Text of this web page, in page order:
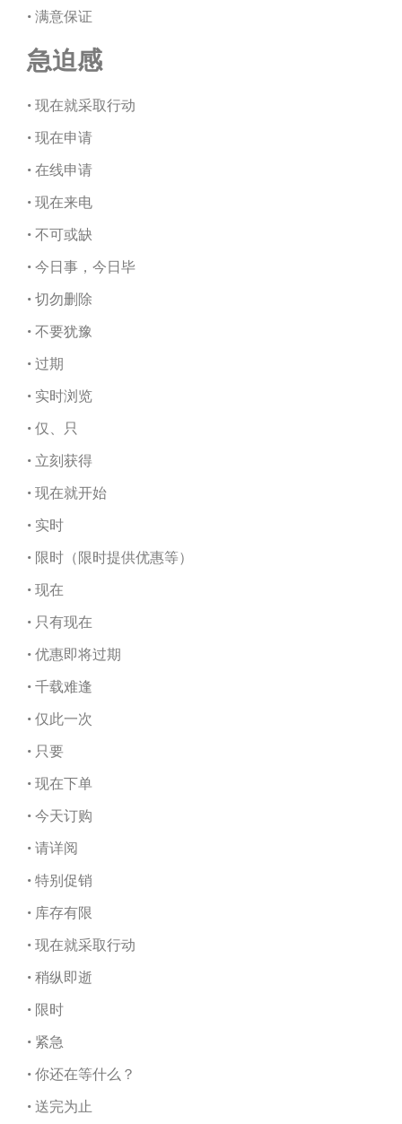
• 满意保证
急迫感
• 现在就采取行动
• 现在申请
• 在线申请
• 现在来电
• 不可或缺
• 今日事，今日毕
• 切勿删除
• 不要犹豫
• 过期
• 实时浏览
• 仅、只
• 立刻获得
• 现在就开始
• 实时
• 限时（限时提供优惠等）
• 现在
• 只有现在
• 优惠即将过期
• 千载难逢
• 仅此一次
• 只要
• 现在下单
• 今天订购
• 请详阅
• 特别促销
• 库存有限
• 现在就采取行动
• 稍纵即逝
• 限时
• 紧急
• 你还在等什么？
• 送完为止